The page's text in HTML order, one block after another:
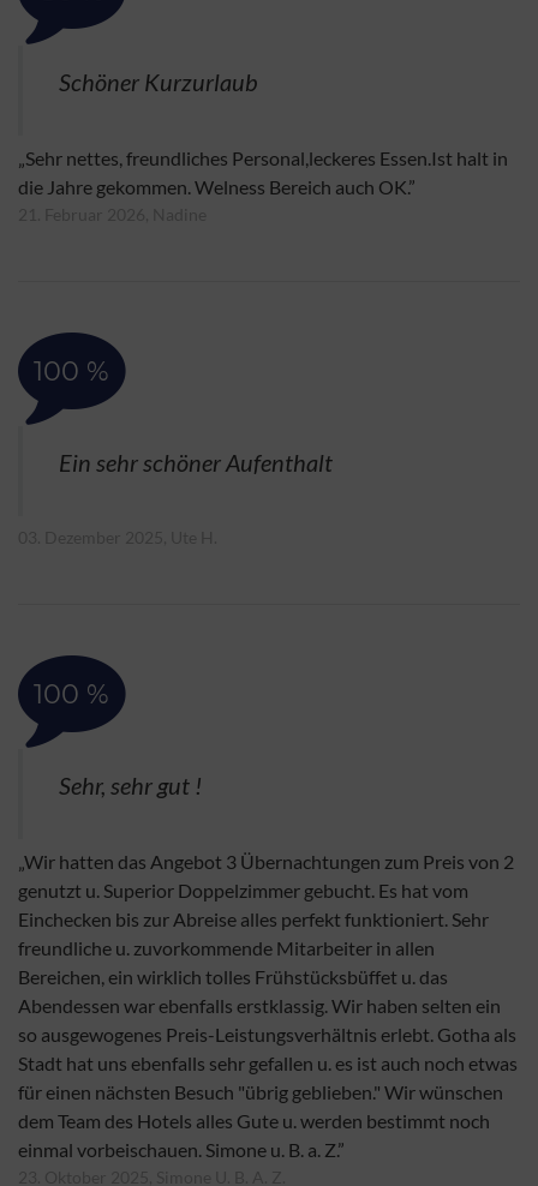
Schöner Kurzurlaub
„Sehr nettes, freundliches Personal,leckeres Essen.Ist halt in
die Jahre gekommen. Welness Bereich auch OK.”
100 %
Ein sehr schöner Aufenthalt
100 %
Sehr, sehr gut !
„Wir hatten das Angebot 3 Übernachtungen zum Preis von 2
genutzt u. Superior Doppelzimmer gebucht. Es hat vom
Einchecken bis zur Abreise alles perfekt funktioniert. Sehr
freundliche u. zuvorkommende Mitarbeiter in allen
Bereichen, ein wirklich tolles Frühstücksbüffet u. das
Abendessen war ebenfalls erstklassig. Wir haben selten ein
so ausgewogenes Preis-Leistungsverhältnis erlebt. Gotha als
Stadt hat uns ebenfalls sehr gefallen u. es ist auch noch etwas
für einen nächsten Besuch "übrig geblieben." Wir wünschen
dem Team des Hotels alles Gute u. werden bestimmt noch
einmal vorbeischauen. Simone u. B. a. Z.”